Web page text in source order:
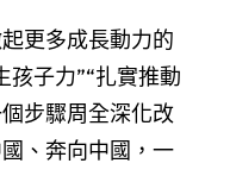
更多成長動力的
孩子力”“扎實推動
步驟周全深化改
、奔向中國，一